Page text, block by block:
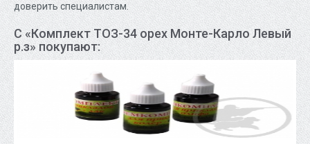
доверить специалистам.
С «Комплект ТОЗ-34 орех Монте-Карло Левый
р.з» покупают: